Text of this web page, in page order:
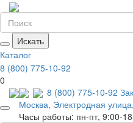
Искать
Каталог
8 (800) 775-10-92
0
8 (800) 775-10-92
Москва, Электродная
Часы работы: пн-пт, 9:00-